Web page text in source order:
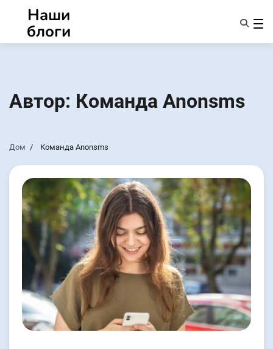
Перейти
содержанию
Наши
блоги
УведомитьПартнеров
Автор: Команда Anonsms
Дом Команда Anonsms